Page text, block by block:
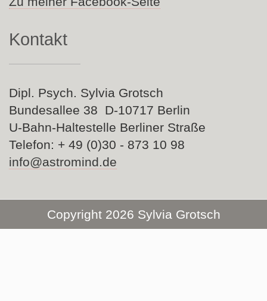
Kontakt
Dipl. Psych. Sylvia Grotsch
Bundesallee 38 D-10717 Berlin
U-Bahn-Haltestelle Berliner Straße
Telefon: + 49 (0)30 - 873 10 98
info@astromind.de
Copyright 2026 Sylvia Grotsch